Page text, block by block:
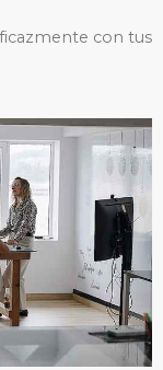
con tus